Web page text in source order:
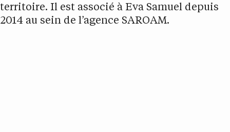
territoire. Il est associé à Eva Samuel depuis
2014 au sein de l’agence SAROAM.